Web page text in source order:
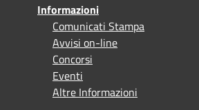
Informazioni
Comunicati Stampa
Avvisi on-line
Concorsi
Eventi
Altre Informazioni